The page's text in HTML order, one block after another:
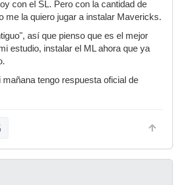
con el SL. Pero con la cantidad de
me la quiero jugar a instalar Mavericks.
así que pienso que es el mejor
estudio, instalar el ML ahora que ya
tengo respuesta oficial de